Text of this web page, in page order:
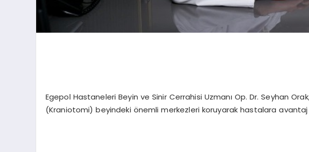
Egepol Hastaneleri Beyin ve Sinir Cerrahisi Uzmanı Op. Dr. Seyhan
(Kraniotomi) beyindeki önemli merkezleri koruyarak hastalara